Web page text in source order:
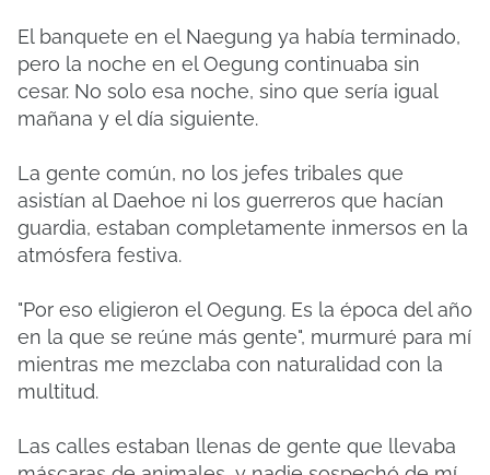
El banquete en el Naegung ya había terminado,
pero la noche en el Oegung continuaba sin
cesar. No solo esa noche, sino que sería igual
mañana y el día siguiente.
La gente común, no los jefes tribales que
asistían al Daehoe ni los guerreros que hacían
guardia, estaban completamente inmersos en la
atmósfera festiva.
"Por eso eligieron el Oegung. Es la época del año
en la que se reúne más gente", murmuré para mí
mientras me mezclaba con naturalidad con la
multitud.
Las calles estaban llenas de gente que llevaba